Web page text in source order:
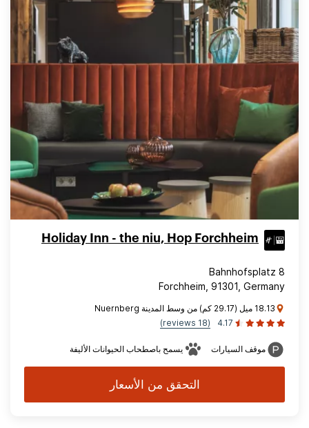
Holiday Inn - the niu, Hop Forchheim
Bahnhofsplatz 8
Forchheim, 91301, Germany
18.13 ميل (29.17 كم) من وسط المدينة Nuernberg
4.17
(18 reviews)
موقف السيارات يسمح باصطحاب الحيوانات الأليفة
التحقق من الأسعار